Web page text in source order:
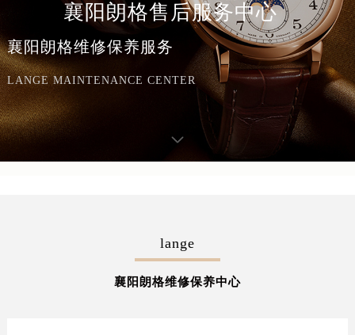
襄阳朗格售后服务中心
襄阳朗格维修保养服务
LANGE MAINTENANCE CENTER
lange
襄阳朗格维修保养中心